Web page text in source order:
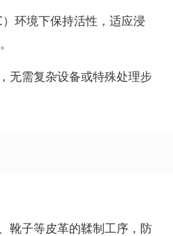
环境下保持活性，适应浸
无需复杂设备或特殊处理步
靴子等皮革的鞣制工序，防